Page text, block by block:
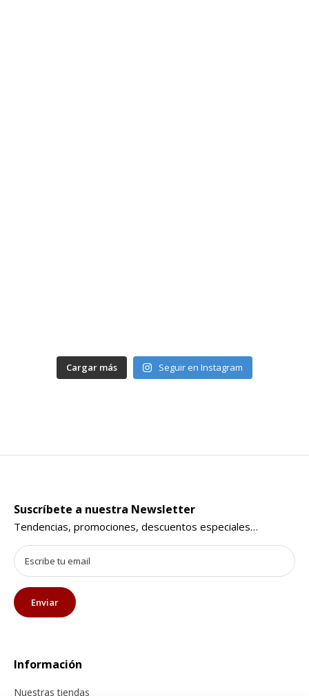
Cargar más Seguir en Instagram
Suscríbete a nuestra Newsletter
Tendencias, promociones, descuentos especiales…
Información
Nuestras tiendas